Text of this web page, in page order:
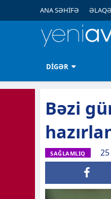
ANA SƏHİFƏ ƏLAQƏ
DİGƏR
Bəzi
SAĞLAMLIQ